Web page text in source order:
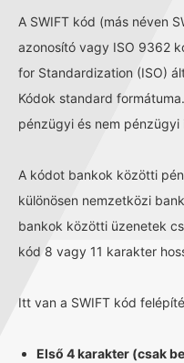
A SWIFT kód (más néven
azonosító vagy ISO 9362
for Standardization (ISO)
Kódok standard
pénzügyi és nem
A kódot bankok közötti
különösen nemzetközi
bankok közötti üzenetek
kód 8 vagy 11 karakter
Itt van a SWIFT kód
Első 4 karakter (csak